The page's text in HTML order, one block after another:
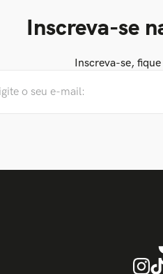
Inscreva-se
Inscreva-se,